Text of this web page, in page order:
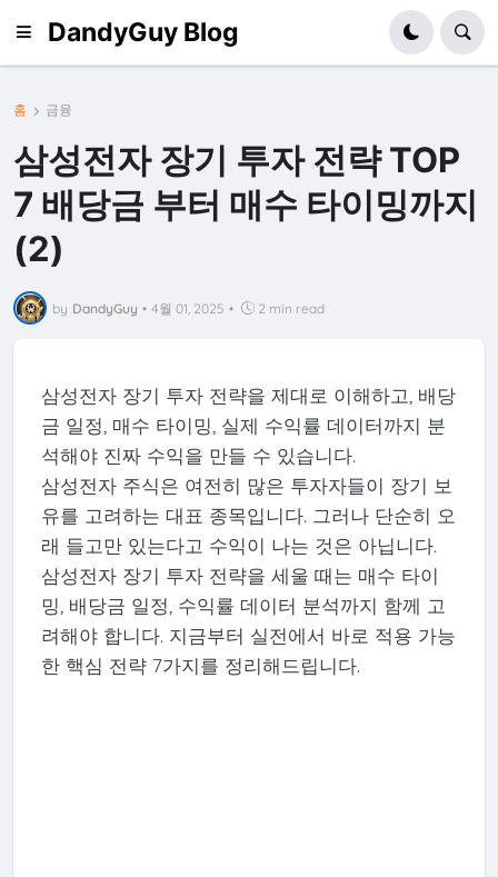
DandyGuy Blog
홈 금융
삼성전자 장기 투자 전략 TOP
7 배당금 부터 매수 타이밍까지
(2)
by DandyGuy • 4월 01, 2025 • 2 min read
삼성전자 장기 투자 전략을 제대로 이해하고, 배당
금 일정, 매수 타이밍, 실제 수익률 데이터까지 분
석해야 진짜 수익을 만들 수 있습니다.
삼성전자 주식은 여전히 많은 투자자들이 장기 보
유를 고려하는 대표 종목입니다. 그러나 단순히 오
래 들고만 있는다고 수익이 나는 것은 아닙니다.
삼성전자 장기 투자 전략을 세울 때는 매수 타이
밍, 배당금 일정, 수익률 데이터 분석까지 함께 고
려해야 합니다. 지금부터 실전에서 바로 적용 가능
한 핵심 전략 7가지를 정리해드립니다.